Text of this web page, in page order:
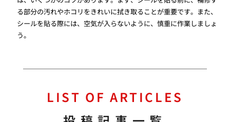
る部分の汚れやホコリをきれいに拭き取ることが重要です。また、
シールを貼る際には、空気が入らないように、慎重に作業しましょ
う。
LIST OF ARTICLES